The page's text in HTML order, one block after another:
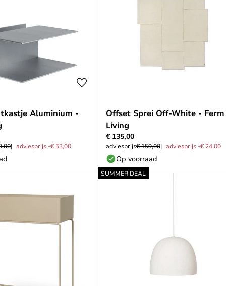
Aluminium -
adviesprijs -€ 53,00
Offset Sprei Off-White - Ferm
Living
€ 135,00
adviesprijs€ 159,00 adviesprijs -€ 24,00
Op voorraad
SUMMER DEAL